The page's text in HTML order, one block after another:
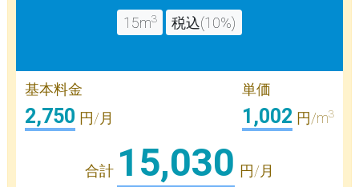
15m3 税込(10%)
基本料金
2,750 円/月
単価
1,002 円/m3
合計 15,030 円/月